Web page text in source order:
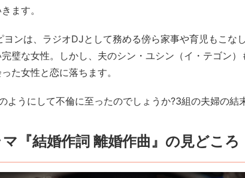
ます。
ヨンは、ラジオDJとして務める傍ら家事や育児もこな
璧な女性。しかし、夫のシン・ユシン（イ・テゴン）
た女性と恋に落ちます。
ようにして不倫に至ったのでしょうか?3組の夫婦の結
『結婚作詞 離婚作曲』の見どころ